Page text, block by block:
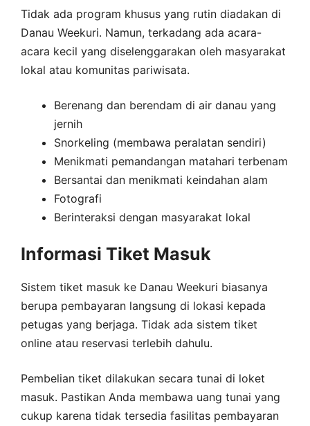
Tidak ada program khusus yang rutin diadakan di
Danau Weekuri. Namun, terkadang ada acara-
acara kecil yang diselenggarakan oleh masyarakat
lokal atau komunitas pariwisata.
Berenang dan berendam di air danau yang
jernih
Snorkeling (membawa peralatan sendiri)
Menikmati pemandangan matahari terbenam
Bersantai dan menikmati keindahan alam
Fotografi
Berinteraksi dengan masyarakat lokal
Informasi Tiket Masuk
Sistem tiket masuk ke Danau Weekuri biasanya
berupa pembayaran langsung di lokasi kepada
petugas yang berjaga. Tidak ada sistem tiket
online atau reservasi terlebih dahulu.
Pembelian tiket dilakukan secara tunai di loket
masuk. Pastikan Anda membawa uang tunai yang
cukup karena tidak tersedia fasilitas pembayaran